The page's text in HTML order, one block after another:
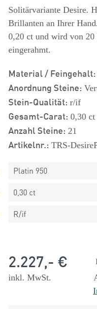
Solitärvariante Desire.
Brillanten an Ihrer
0,20 ct und wird von
eingerahmt.
Material / Feingehalt:
Anordnung Steine:
Stein-Qualität: r/if
Gesamt-Carat: 0,30 ct
Anzahl Steine: 21
Artikelnr.: TRS-
Platin 950
0,30 ct
R/if
2.227,- €
inkl. MwSt.